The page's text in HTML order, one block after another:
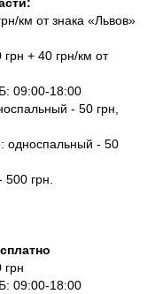
км от знака «Львов»
+ 40 грн/км от
09:00-18:00
- 50 грн,
односпальный - 50
500 грн.
грн
09:00-18:00